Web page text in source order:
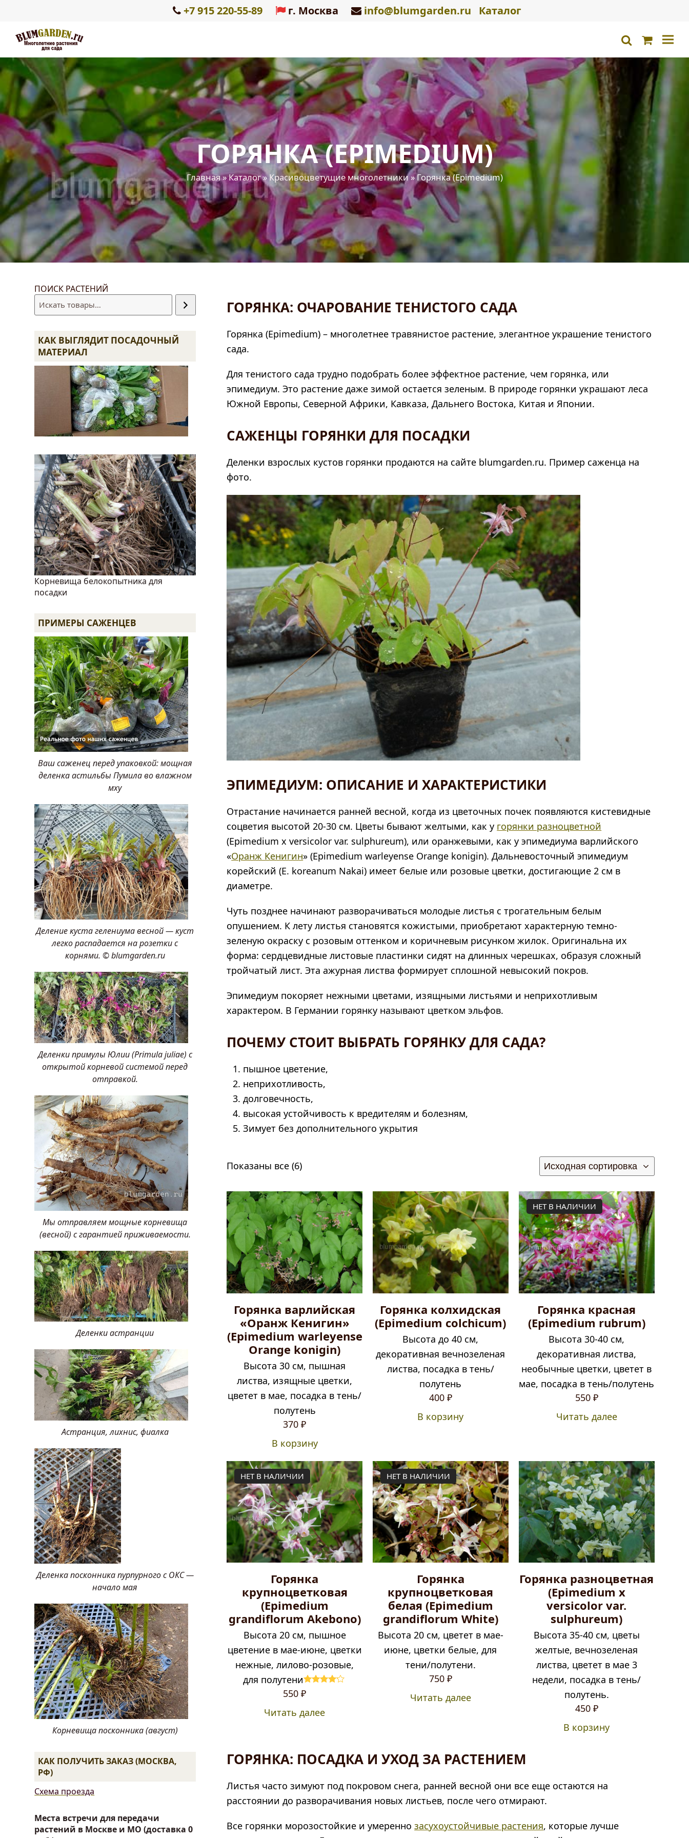
+7 915 220-55-89 г. Москва info@blumgarden.ru Каталог
searchКорзина
ГОРЯНКА (EPIMEDIUM)
Главная»Каталог»Красивоцветущие многолетники»Горянка (Epimedium)
ГОРЯНКА: ОЧАРОВАНИЕ ТЕНИСТОГО САДА
Горянка (Epimedium) – многолетнее травянистое растение, элегантное украшение тенистого
сада.
Для тенистого сада трудно подобрать более эффектное растение, чем горянка, или
эпимедиум. Это растение даже зимой остается зеленым. В природе горянки украшают леса
Южной Европы, Северной Африки, Кавказа, Дальнего Востока, Китая и Японии.
САЖЕНЦЫ ГОРЯНКИ ДЛЯ ПОСАДКИ
Деленки взрослых кустов горянки продаются на сайте blumgarden.ru. Пример саженца на
фото.
ЭПИМЕДИУМ: ОПИСАНИЕ И ХАРАКТЕРИСТИКИ
Отрастание начинается ранней весной, когда из цветочных почек появляются кистевидные
соцветия высотой 20-30 см. Цветы бывают желтыми, как у горянки разноцветной
(Epimedium x versicolor var. sulphureum), или оранжевыми, как у эпимедиума варлийского
«Оранж Кенигин» (Epimedium warleyense Orange konigin). Дальневосточный эпимедиум
корейский (E. koreanum Nakai) имеет белые или розовые цветки, достигающие 2 см в
диаметре.
Чуть позднее начинают разворачиваться молодые листья с трогательным белым
опушением. К лету листья становятся кожистыми, приобретают характерную темно-
зеленую окраску с розовым оттенком и коричневым рисунком жилок. Оригинальна их
форма: сердцевидные листовые пластинки сидят на длинных черешках, образуя сложный
тройчатый лист. Эта ажурная листва формирует сплошной невысокий покров.
Эпимедиум покоряет нежными цветами, изящными листьями и неприхотливым
характером. В Германии горянку называют цветком эльфов.
ПОЧЕМУ СТОИТ ВЫБРАТЬ ГОРЯНКУ ДЛЯ САДА?
пышное цветение,
неприхотливость,
долговечность,
высокая устойчивость к вредителям и болезням,
Зимует без дополнительного укрытия
Показаны все (6)
Горянка варлийская
«Оранж Кенигин»
(Epimedium warleyense
Orange konigin)
Высота 30 см, пышная
листва, изящные цветки,
цветет в мае, посадка в тень/
полутень
370₽
В корзину
Горянка колхидская
(Epimedium colchicum)
Высота до 40 см,
декоративная вечнозеленая
листва, посадка в тень/
полутень
400 ₽
В корзину
НЕТ В НАЛИЧИИ
Горянка красная
(Epimedium rubrum)
Высота 30-40 см,
декоративная листва,
необычные цветки, цветет в
мае, посадка в тень/полутень
550 ₽
Читать далее
НЕТ В НАЛИЧИИ
Горянка
крупноцветковая
(Epimedium
grandiflorum Akebono)
Высота 20 см, пышное
цветение в мае-июне, цветки
нежные, лилово-розовые,
для полутени
550₽
Читать далее
НЕТ В НАЛИЧИИ
Горянка
крупноцветковая
белая (Epimedium
grandiflorum White)
Высота 20 см, цветет в мае-
июне, цветки белые, для
тени/полутени.
750 ₽
Читать далее
Горянка разноцветная
(Epimedium x
versicolor var.
sulphureum)
Высота 35-40 см, цветы
желтые, вечнозеленая
листва, цветет в мае 3
недели, посадка в тень/
полутень.
450 ₽
В корзину
ГОРЯНКА: ПОСАДКА И УХОД ЗА РАСТЕНИЕМ
Листья часто зимуют под покровом снега, ранней весной они все еще остаются на
расстоянии до разворачивания новых листьев, после чего отмирают.
Все горянки морозостойкие и умереннозасухоустойчивые растения, которые лучше
ПОИСК РАСТЕНИЙ
КАК ВЫГЛЯДИТ ПОСАДОЧНЫЙ
МАТЕРИАЛ
Корневища белокопытника для
посадки
ПРИМЕРЫ САЖЕНЦЕВ
Ваш саженец перед упаковкой: мощная
деленка астильбы Пумила во влажном
мху
Деление куста гелениума весной — куст
легко распадается на розетки с
корнями. © blumgarden.ru
Деленки примулы Юлии (Primula juliae) с
открытой корневой системой перед
отправкой.
Мы отправляем мощные корневища
(весной) с гарантией приживаемости.
Деленки астранции
Астранция, лихнис, фиалка
Деленка посконника пурпурного с ОКС —
начало мая
Корневища посконника (август)
КАК ПОЛУЧИТЬ ЗАКАЗ (МОСКВА,
РФ)
Схема проезда
Места встречи для передачи
растений в Москве и МО (доставка 0